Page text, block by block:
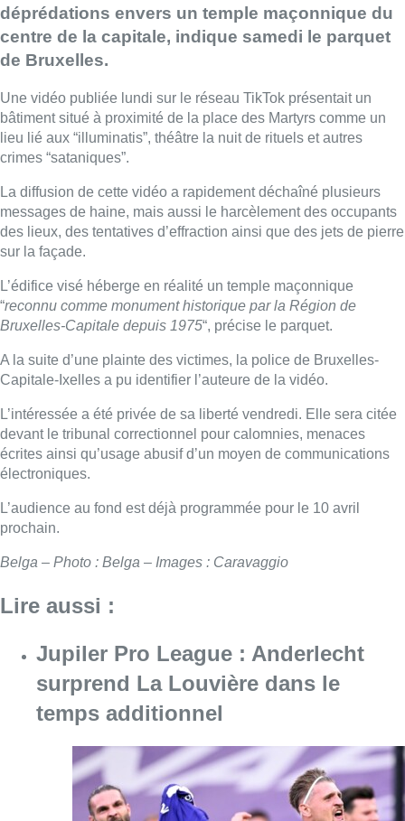
sur la façade.
L’édifice visé héberge en réalité un temple maçonnique
“reconnu comme monument historique par la Région de
A la suite d’une plainte des victimes, la police de Bruxelles-
Capitale-Ixelles a pu identifier l’auteure de la vidéo.
devant le tribunal correctionnel pour calomnies, menaces
écrites ainsi qu’usage abusif d’un moyen de communications
électroniques.
L’audience au fond est déjà programmée pour le 10 avril
prochain.
Belga – Photo : Belga – Images : Caravaggio
Lire aussi :
Jupiler Pro League : Anderlecht
surprend La Louvière dans le
temps additionnel
10 août 2026Consulter l'article "Jupiler Pro League :